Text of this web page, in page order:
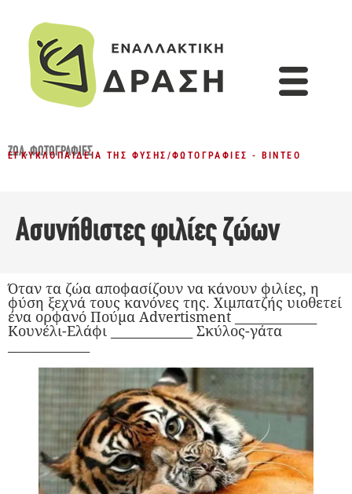
ΖΏΑ,ΦΩΤΟΓΡΑΦΊΕΣ
ΕΓΚΥΚΛΟΠΑΊΔΕΙΑ ΤΗΣ ΦΎΣΗΣ /ΦΩΤΟΓΡΑΦΊΕΣ - ΒΊΝΤΕΟ
Ασυνήθιστες φιλίες ζώων
Όταν τα ζώα αποφασίζουν να κάνουν φιλίες, η
φύση ξεχνά τους κανόνες της. Χιμπατζής υιοθετεί
ένα ορφανό Πούμα Advertisment _____________
Κουνέλι-Ελάφι _____________ Σκύλος-γάτα